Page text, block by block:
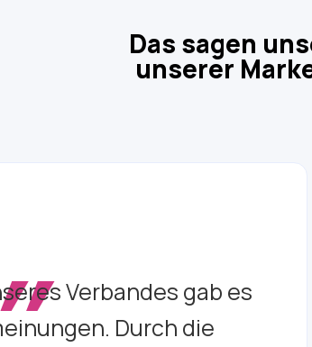
Das sagen
unserer
„ Verbandes gab es
Durch die